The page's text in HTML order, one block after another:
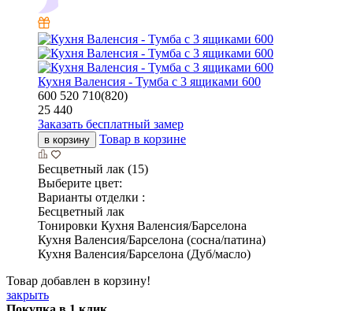
Кухня Валенсия - Тумба с 3 ящиками 600
600 520 710(820)
25 440
Заказать бесплатный замер
в корзину Товар в корзине
Бесцветный лак (15)
Выберите цвет:
Варианты отделки :
Бесцветный лак
Тонировки Кухня Валенсия/Барселона
Кухня Валенсия/Барселона (сосна/патина)
Кухня Валенсия/Барселона (Дуб/масло)
Товар добавлен в корзину!
закрыть